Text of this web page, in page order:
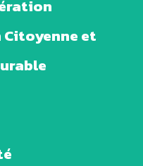
Citoyenne et